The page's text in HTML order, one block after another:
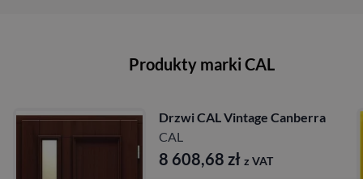
Produkty marki CAL
Drzwi CAL Vintage
10 589,40